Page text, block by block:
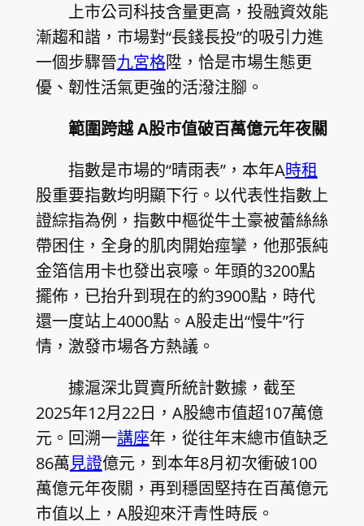
上市公司科技含量更高，投融資效能
漸趨和諧，市場對“長錢長投”的吸引力進
一個步驟晉九宮格陞，恰是市場生態更
優、韌性活氣更強的活潑注腳。
範圍跨越 A股市值破百萬億元年夜關
指數是市場的“晴雨表”，本年A時租
股重要指數均明顯下行。以代表性指數上
證綜指為例，指數中樞從牛土豪被蕾絲絲
帶困住，全身的肌肉開始痙攣，他那張純
金箔信用卡也發出哀嚎。年頭的3200點
擺佈，已抬升到現在的約3900點，時代
還一度站上4000點。A股走出“慢牛”行
情，激發市場各方熱議。
據滬深北買賣所統計數據，截至
2025年12月22日，A股總市值超107萬億
元。回溯一講座年，從往年末總市值缺乏
86萬見證億元，到本年8月初次衝破100
萬億元年夜關，再到穩固堅持在百萬億元
市值以上，A股迎來汗青性時辰。